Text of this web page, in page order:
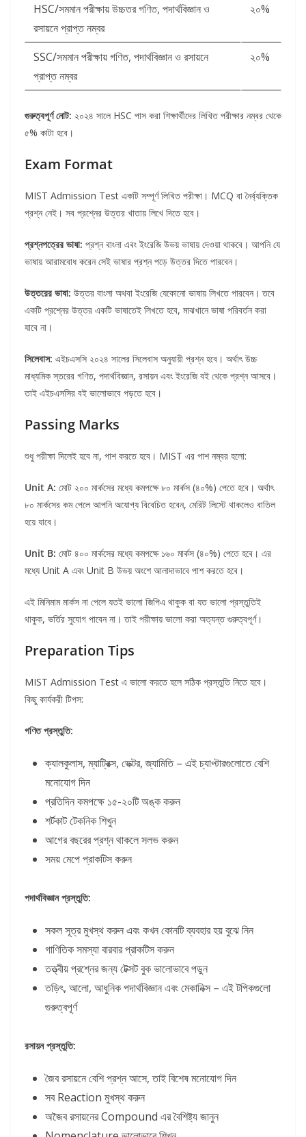
HSC/সমমান পরীক্ষায় উচ্চতর গণিত, পদার্থবিজ্ঞান ও
রসায়নে প্রাপ্ত নম্বর
২০%
SSC/সমমান পরীক্ষায় গণিত, পদার্থবিজ্ঞান ও রসায়নে
প্রাপ্ত নম্বর
২০%
গুরুত্বপূর্ণ নোট: ২০২৪ সালে HSC পাস করা শিক্ষার্থীদের লিখিত পরীক্ষার নম্বর থেকে
৫% কাটা হবে।
Exam Format
MIST Admission Test একটি সম্পূর্ণ লিখিত পরীক্ষা। MCQ বা নৈর্ব্যক্তিক
প্রশ্ন নেই। সব প্রশ্নের উত্তর খাতায় লিখে দিতে হবে।
প্রশ্নপত্রের ভাষা: প্রশ্ন বাংলা এবং ইংরেজি উভয় ভাষায় দেওয়া থাকবে। আপনি যে
ভাষায় আরামবোধ করেন সেই ভাষার প্রশ্ন পড়ে উত্তর দিতে পারবেন।
উত্তরের ভাষা: উত্তর বাংলা অথবা ইংরেজি যেকোনো ভাষায় লিখতে পারবেন। তবে
একটি প্রশ্নের উত্তর একটি ভাষাতেই লিখতে হবে, মাঝখানে ভাষা পরিবর্তন করা
যাবে না।
সিলেবাস: এইচএসসি ২০২৪ সালের সিলেবাস অনুযায়ী প্রশ্ন হবে। অর্থাৎ উচ্চ
মাধ্যমিক স্তরের গণিত, পদার্থবিজ্ঞান, রসায়ন এবং ইংরেজি বই থেকে প্রশ্ন আসবে।
তাই এইচএসসির বই ভালোভাবে পড়তে হবে।
Passing Marks
শুধু পরীক্ষা দিলেই হবে না, পাশ করতে হবে। MIST এর পাশ নম্বর হলো:
Unit A: মোট ২০০ মার্কসের মধ্যে কমপক্ষে ৮০ মার্কস (৪০%) পেতে হবে। অর্থাৎ
৮০ মার্কসের কম পেলে আপনি অযোগ্য বিবেচিত হবেন, মেরিট লিস্টে থাকলেও বাতিল
হয়ে যাবে।
Unit B: মোট ৪০০ মার্কসের মধ্যে কমপক্ষে ১৬০ মার্কস (৪০%) পেতে হবে। এর
মধ্যে Unit A এবং Unit B উভয় অংশে আলাদাভাবে পাশ করতে হবে।
এই মিনিমাম মার্কস না পেলে যতই ভালো জিপিএ থাকুক বা যত ভালো প্রস্তুতিই
থাকুক, ভর্তির সুযোগ পাবেন না। তাই পরীক্ষায় ভালো করা অত্যন্ত গুরুত্বপূর্ণ।
Preparation Tips
MIST Admission Test এ ভালো করতে হলে সঠিক প্রস্তুতি নিতে হবে।
কিছু কার্যকরী টিপস:
গণিত প্রস্তুতি:
ক্যালকুলাস, ম্যাট্রিক্স, ভেক্টর, জ্যামিতি – এই চ্যাপ্টারগুলোতে বেশি
মনোযোগ দিন
প্রতিদিন কমপক্ষে ১৫-২০টি অঙ্ক করুন
শর্টকাট টেকনিক শিখুন
আগের বছরের প্রশ্ন থাকলে সলভ করুন
সময় মেপে প্রাকটিস করুন
পদার্থবিজ্ঞান প্রস্তুতি:
সকল সূত্র মুখস্থ করুন এবং কখন কোনটি ব্যবহার হয় বুঝে নিন
গাণিতিক সমস্যা বারবার প্রাকটিস করুন
তত্ত্বীয় প্রশ্নের জন্য টেক্সট বুক ভালোভাবে পড়ুন
তড়িৎ, আলো, আধুনিক পদার্থবিজ্ঞান এবং মেকানিক্স – এই টপিকগুলো
গুরুত্বপূর্ণ
রসায়ন প্রস্তুতি:
জৈব রসায়নে বেশি প্রশ্ন আসে, তাই বিশেষ মনোযোগ দিন
সব Reaction মুখস্থ করুন
অজৈব রসায়নের Compound এর বৈশিষ্ট্য জানুন